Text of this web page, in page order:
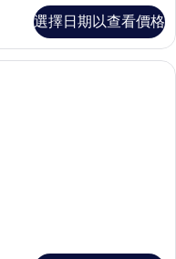
選擇日期以查看價格
、客房內保險箱、書桌、遮光